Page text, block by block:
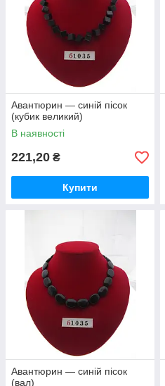
Авантюрин — синій пісок
(кубик великий)
В наявності
221,20 ₴
Купити
Авантюрин — синій пісок
(вал)